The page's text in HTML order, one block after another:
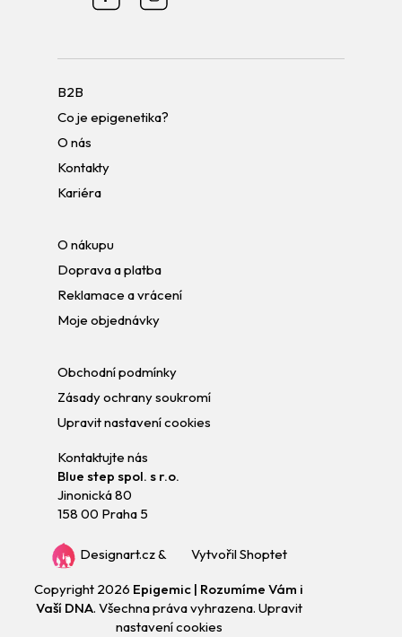
B2B
Co je epigenetika?
O nás
Kontakty
Kariéra
O nákupu
Doprava a platba
Reklamace a vrácení
Moje objednávky
Obchodní podmínky
Zásady ochrany soukromí
Upravit nastavení cookies
Kontaktujte nás
Blue step spol. s r.o.
Jinonická 80
158 00 Praha 5
Designart.cz& Vytvořil Shoptet
Copyright 2026 Epigemic | Rozumíme Vám i
Vaší DNA. Všechna práva vyhrazena. Upravit
nastavení cookies